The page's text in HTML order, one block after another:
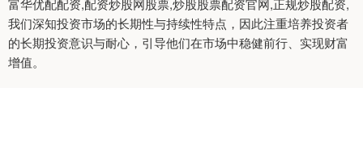
富华优配配资,配资炒股网股票,炒股股票配资官网,正规炒股配资,
我们深知投资市场的长期性与持续性特点，因此注重培养投资者
的长期投资意识与耐心，引导他们在市场中稳健前行、实现财富
增值。